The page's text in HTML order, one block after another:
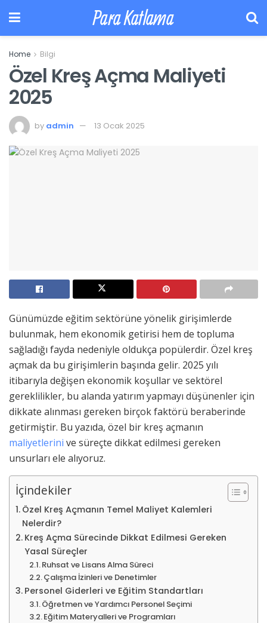
Para Katlama
Home Bilgi
Özel Kreş Açma Maliyeti
2025
by admin 13 Ocak 2025
Günümüzde eğitim sektörüne yönelik girişimlerde
bulunmak, hem ekonomik getirisi hem de topluma
sağladığı fayda nedeniyle oldukça popülerdir. Özel kreş
açmak da bu girişimlerin başında gelir. 2025 yılı
itibarıyla değişen ekonomik koşullar ve sektörel
gereklilikler, bu alanda yatırım yapmayı düşünenler için
dikkate alınması gereken birçok faktörü beraberinde
getirmiştir. Bu yazıda, özel bir kreş açmanın
maliyetlerini ve süreçte dikkat edilmesi gereken
unsurları ele alıyoruz.
İçindekiler
Özel Kreş Açmanın Temel Maliyet Kalemleri
Nelerdir?
Kreş Açma Sürecinde Dikkat Edilmesi Gereken
Yasal Süreçler
Ruhsat ve Lisans Alma Süreci
Çalışma İzinleri ve Denetimler
Personel Giderleri ve Eğitim Standartları
Öğretmen ve Yardımcı Personel Seçimi
Eğitim Materyalleri ve Programları